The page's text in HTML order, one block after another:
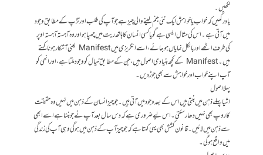
لکھیں۔
یاد رکھیں کہ خواب یا خواہش ایک نئی جنم لینے والی چیز ہے جو آپ کی طلب اور تڑپ کے مطابق وجود
میں آتی ہے۔ اس کی مثال ایسی ہے گویا کسی انسان کا ہاتھ ریت میں چھپا ہو اور وہ آہستہ آہستہ اوپر
کی طرف اٹھے اور بالکل نمایاں ہوجائے، اسے انگریزی میں Manifest یعنی آشکار ہونا کہتے
ہیں۔ Manifest کے کچھ بنیادی اصول ہیں، جن کے مطابق خیال کو وجود ملتا ہے، اور انھی کو
آپ اپنے خواب اور خواہش سے بھی جوڑ دیں۔
پہلا اصول
اشیا پہلے ذہن میں بنتی ہیں اس کے بعد وجود میں آتی ہیں۔ جو چیز انسان کے ذہن میں نہیں وہ حقیقت
کا روپ بھی نہیں دھار سکتی۔ اس لیے ضروری ہے کہ دس سال بعد آپ نے جو بننا ہے اسے ابھی
سے ذہن میں لائیں۔ قانون کشش بھی یہی کہتا ہے کہ جو چیز آ پ کے ذہن میں ہوگی وہی آپ کی زندگی
میں واقع ہوگی۔